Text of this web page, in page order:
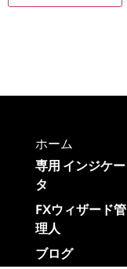
ホーム
専用 インジケー
タ
FXウィザード管
理人
ブログ